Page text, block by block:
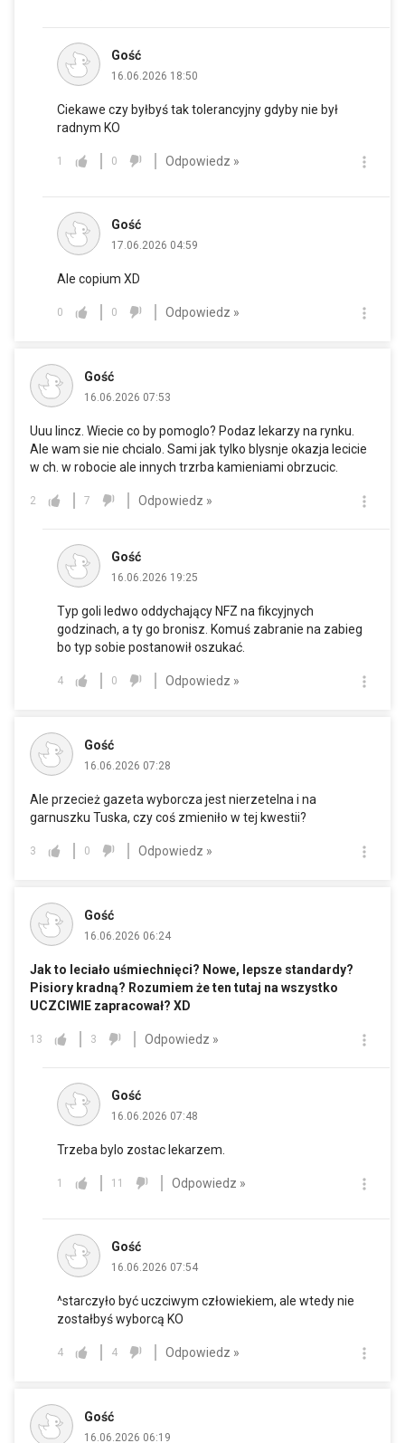
Gość
16.06.2026 18:50
Ciekawe czy byłbyś tak tolerancyjny gdyby nie był
radnym KO
1 0 Odpowiedz »
Gość
17.06.2026 04:59
Ale copium XD
0 0 Odpowiedz »
Gość
16.06.2026 07:53
Uuu lincz. Wiecie co by pomoglo? Podaz lekarzy na rynku.
Ale wam sie nie chcialo. Sami jak tylko blysnje okazja lecicie
w ch. w robocie ale innych trzrba kamieniami obrzucic.
2 7 Odpowiedz »
Gość
16.06.2026 19:25
Typ goli ledwo oddychający NFZ na fikcyjnych
godzinach, a ty go bronisz. Komuś zabranie na zabieg
bo typ sobie postanowił oszukać.
4 0 Odpowiedz »
Gość
16.06.2026 07:28
Ale przecież gazeta wyborcza jest nierzetelna i na
garnuszku Tuska, czy coś zmieniło w tej kwestii?
3 0 Odpowiedz »
Gość
16.06.2026 06:24
Jak to leciało uśmiechnięci? Nowe, lepsze standardy?
Pisiory kradną? Rozumiem że ten tutaj na wszystko
UCZCIWIE zapracował? XD
13 3 Odpowiedz »
Gość
16.06.2026 07:48
Trzeba bylo zostac lekarzem.
1 11 Odpowiedz »
Gość
16.06.2026 07:54
^starczyło być uczciwym człowiekiem, ale wtedy nie
zostałbyś wyborcą KO
4 4 Odpowiedz »
Gość
16.06.2026 06:19